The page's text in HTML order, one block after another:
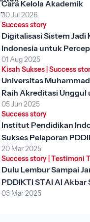
Cara Kelola Akademik
30 Jul 2026
Success story
Digitalisasi Sistem
Indonesia untuk
Unggul
01 Aug 2025
Kisah Sukses| Success
Universitas
Raih Akreditasi
Keperawatan dengan
05 Jun 2025
Success story
Institut Pendidikan
Sukses Pelaporan
Platform
20 Mar 2025
Success story| Testimoni
Dulu Lembur Sampai
PDDIKTI STAI Al
03 Mar 2025